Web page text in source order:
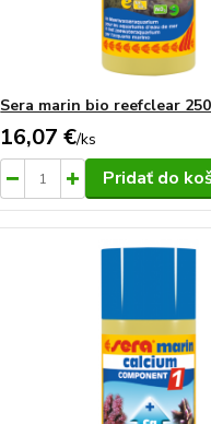
Sera marin bio reefclear
16,07 €/ks
Pridať do